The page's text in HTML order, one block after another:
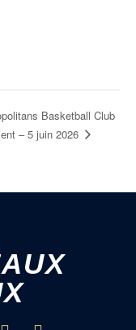
Basketball Club
– 5 juin 2026